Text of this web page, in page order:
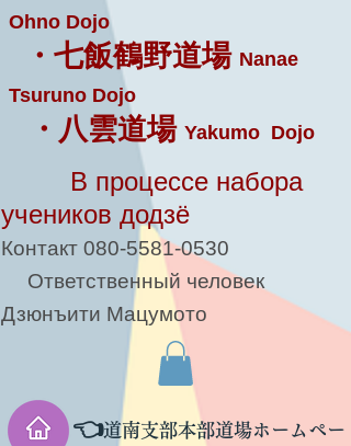
Ohno Dojo
・七飯鶴野道場 Nanae
Tsuruno Dojo
・八雲道場 Yakumo Dojo
В процессе набора
учеников додзё
Контакт 080-5581-0530
Ответственный человек
Дзюнъити Мацумото
👈道南支部本部道場ホームペー